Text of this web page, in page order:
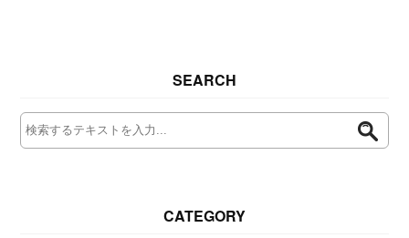
SEARCH
CATEGORY